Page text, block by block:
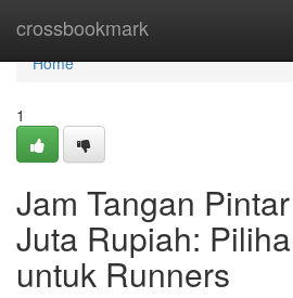
crossbookmark
Home
Home
1
Jam Tangan
Juta Rupiah:
untuk Runners